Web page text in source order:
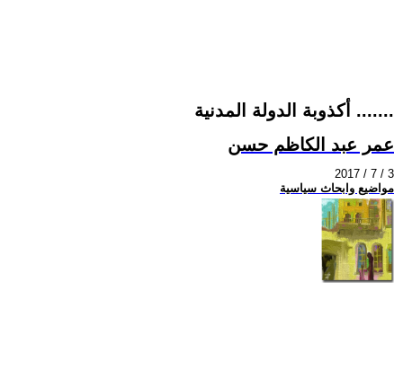
أكذوبة الدولة المدنية .......
عمر عبد الكاظم حسن
2017 / 7 / 3
مواضيع وابحاث سياسية